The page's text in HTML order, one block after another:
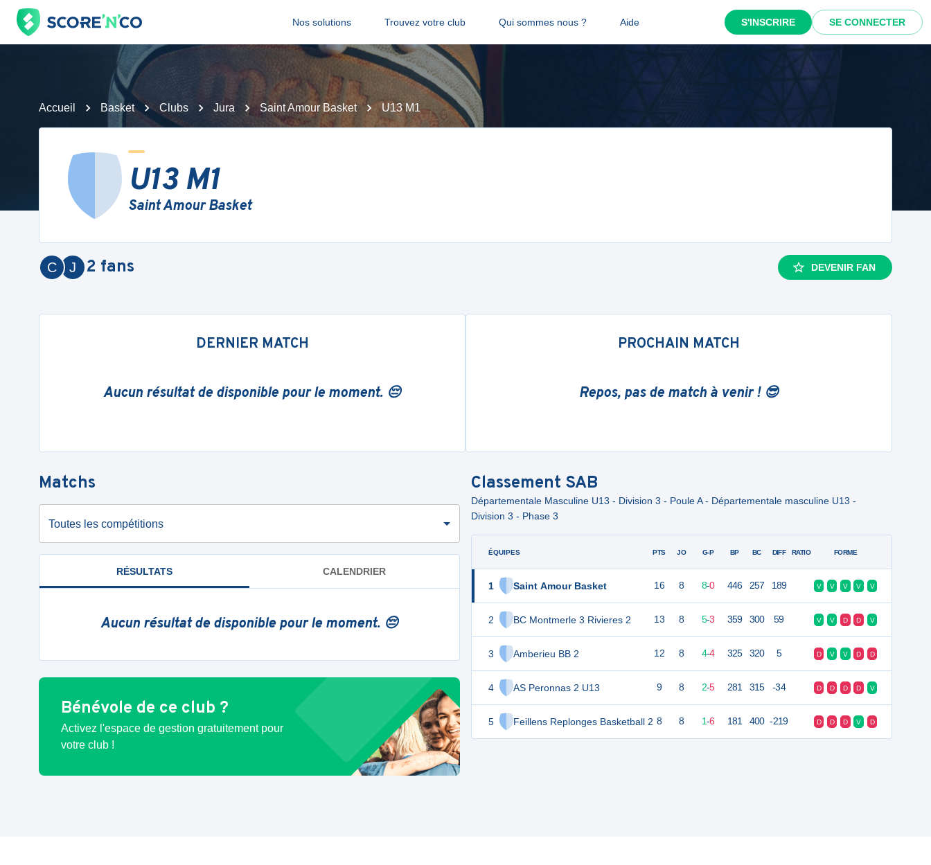
Nos solutions Trouvez votre club Qui sommes nous ? Aide S'INSCRIRE SE CONNECTER
Accueil Basket Clubs Jura Saint Amour Basket U13 M1
U13 M1
Saint Amour Basket
J
C 2 fans DEVENIR FAN
DERNIER MATCH
Aucun résultat de disponible pour le moment. 😔
PROCHAIN MATCH
Repos, pas de match à venir ! 😎
Matchs
Toutes les compétitions
RÉSULTATS CALENDRIER
Aucun résultat de disponible pour le moment. 😔
Bénévole de ce club ?
Activez l'espace de gestion gratuitement pour
votre club !
Classement SAB
Départementale Masculine U13 - Division 3 - Poule A - Départementale masculine U13 -
Division 3 - Phase 3
ÉQUIPES
1 Saint Amour Basket
2 BC Montmerle 3 Rivieres 2
3 Amberieu BB 2
4 AS Peronnas 2 U13
5 Feillens Replonges Basketball 2
PTS JO G-P BP BC DIFF RATIO FORME
16 8 8-0 446 257 189 V V V V V
13 8 5-3 359 300 59 V V D D V
12 8 4-4 325 320 5 D V V D D
9 8 2-5 281 315 -34 D D D D V
8 8 1-6 181 400 -219 D D D V D